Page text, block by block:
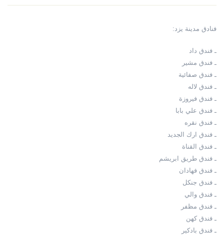
فنادق مدينة يزد:
ـ فندق داد
ـ فندق مشير
ـ فندق صفائية
ـ فندق لاله
ـ فندق فيروزة
ـ فندق علي بابا
ـ فندق نقره
ـ فندق ارك الجديد
ـ فندق القناة
ـ فندق طريق ابريشم
ـ فندق فهادان
ـ فندق جنكل
ـ فندق والي
ـ فندق مظفر
ـ فندق كهن
ـ فندق بادكير